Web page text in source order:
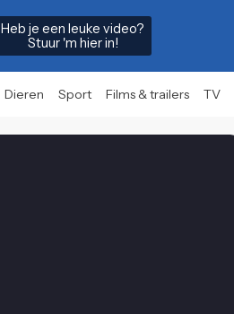
Heb je een leuke video?
Stuur 'm hier in!
Dieren Sport Films & trailers TV